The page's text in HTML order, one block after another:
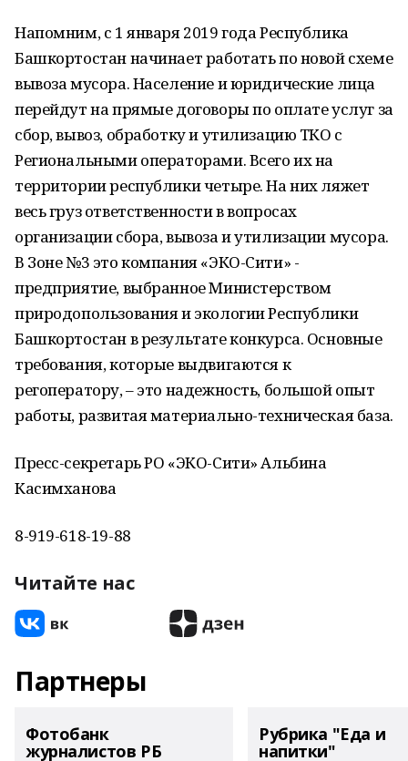
Напомним, с 1 января 2019 года Республика
Башкортостан начинает работать по новой схеме
вывоза мусора. Население и юридические лица
перейдут на прямые договоры по оплате услуг за
сбор, вывоз, обработку и утилизацию ТКО с
Региональными операторами. Всего их на
территории республики четыре. На них ляжет
весь груз ответственности в вопросах
организации сбора, вывоза и утилизации мусора.
В Зоне №3 это компания «ЭКО-Сити» -
предприятие, выбранное Министерством
природопользования и экологии Республики
Башкортостан в результате конкурса. Основные
требования, которые выдвигаются к
регоператору, – это надежность, большой опыт
работы, развитая материально-техническая база.
Пресс-секретарь РО «ЭКО-Сити» Альбина
Касимханова
8-919-618-19-88
Читайте нас
Партнеры
Фотобанк
журналистов РБ
Рубрика "Еда и
напитки"